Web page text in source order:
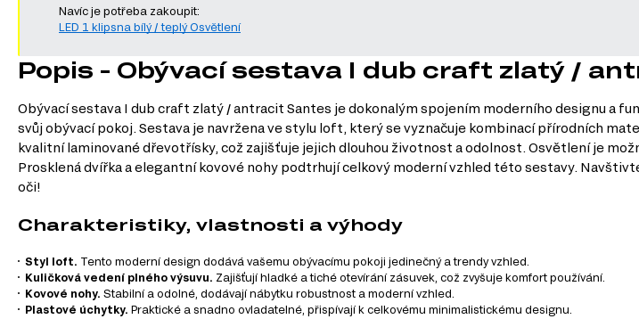
Navíc je potřeba zakoupit:
LED 1 klipsna bílý / teplý Osvětlení
Popis - Obývací sestava I dub craft zlatý /
Obývací sestava I dub craft zlatý / antracit Santes je dokonalým spojením moderního designu a
svůj obývací pokoj. Sestava je navržena ve stylu loft, který se vyznačuje kombinací přírodních
kvalitní laminované dřevotřísky, což zajišťuje jejich dlouhou životnost a odolnost. Osvětlení je
Prosklená dvířka a elegantní kovové nohy podtrhují celkový moderní vzhled této sestavy.
oči!
Charakteristiky, vlastnosti a výhody
Styl loft. Tento moderní design dodává vašemu obývacímu pokoji jedinečný a trendy vzhled.
Kuličková vedení plného výsuvu. Zajišťují hladké a tiché otevírání zásuvek, což zvyšuje komfort používání.
Kovové nohy. Stabilní a odolné, dodávají nábytku robustnost a moderní vzhled.
Plastové úchytky. Praktické a snadno ovladatelné, přispívají k celkovému minimalistickému designu.